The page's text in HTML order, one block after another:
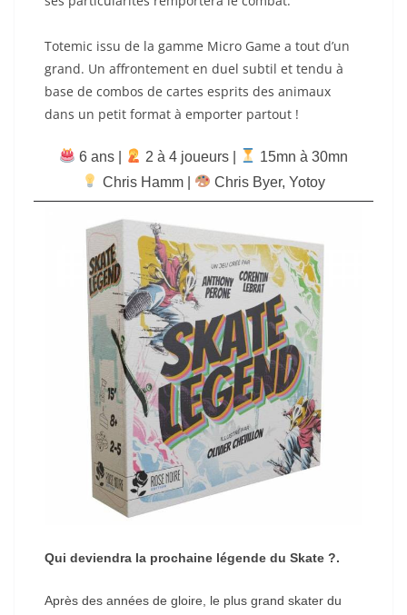
Totemic issu de la gamme Micro Game a tout d’un
grand. Un affrontement en duel subtil et tendu à
base de combos de cartes esprits des animaux
dans un petit format à emporter partout !
6 ans | ‍ 2 à 4 joueurs |
15mn à 30mn
Chris Hamm
Chris Byer, Yotoy
Qui deviendra la prochaine légende du Skate ?.
Après des années de gloire, le plus grand skater du